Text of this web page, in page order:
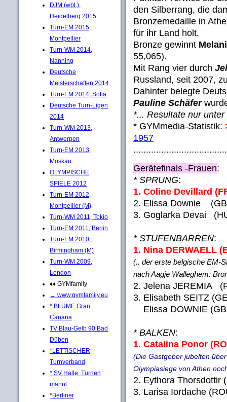
DJM (wbl.),
Heidelberg 2015
Turn-EM 2015,
Montpellier
Turn-WM 2014,
Nanning
Deutsche
Meisterschaften 2014
Turn-EM 2014, Sofia
Deutsche Turn-Ligen
2014
Turn-WM 2013,
Antwerpen
Turn-EM 2013,
Moskau
OLYMPISCHE
SPIELE 2012
Turn-EM 2012,
Montpellier (M)
Turn-WM 2011, Tokio
Turn-EM 2011, Berlin
Turn-EM 2010,
Birmingham (M)
Turn-WM 2009,
London
♦♦ GYMfamily
→ www.gymfamily.eu
* BLUME Gran
Canaria
TV Blau-Gelb 90 Bad
Düben
*LETTISCHER
Turnverband
* SV Halle, Turnen
männl.
*Berliner
den Silberrang, die
Bronzemedaille in
für ihr Land holt.
Bronze gewinnt
55,065).
Mit Rang vier durch
Russland, seit 2007,
Dahinter belegte
Pauline Schäfer
*... Resultate nur unter
* GYMmedia-Statistik:
1957
Gerätefinals -Frauen:
* SPRUNG:
1. Coline Devillard
2. Elissa Downie
3. Goglarka Devai
* STUFENBARREN:
1. Nina DERWAELL
(.. der erste belgische EM-
nach Aagje Walleghem:
2. Jelena JEREMIA
3. Elisabeth SEITZ
Elissa DOWNIE
* BALKEN:
1. Catalina Ponor
(Die Gastgeber jubelten
Olympiasiege von Athen
2. Eythora Thorsdottir
3. Larisa Iordache